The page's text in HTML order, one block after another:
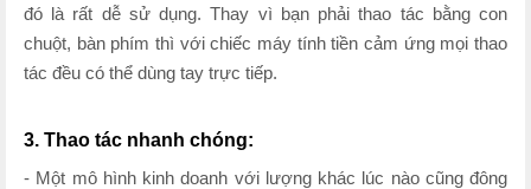
đó là rất dễ sử dụng. Thay vì bạn phải thao tác bằng con
chuột, bàn phím thì với chiếc máy tính tiền cảm ứng mọi thao
tác đều có thể dùng tay trực tiếp.
3. Thao tác nhanh chóng:
- Một mô hình kinh doanh với lượng khác lúc nào cũng đông